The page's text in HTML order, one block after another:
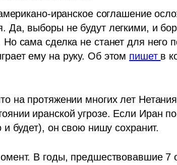
иранское соглашение
Да, выборы не будут легкими, и
Но сама сделка не станет для него
ему на руку. Об этом пишет в
на протяжении многих лет
иранской угрозе. Если Иран
и будет), он свою нишу сохранит.
В годы, предшествовавшие 7